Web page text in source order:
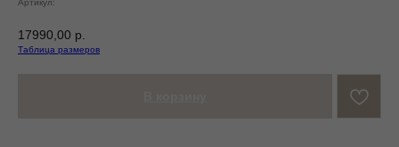
Артикул:
17990,00 р.
Таблица размеров